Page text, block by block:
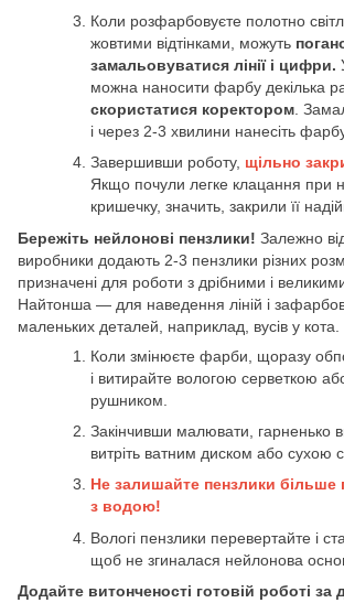
Коли розфарбовуєте полотно
жовтими відтінками, можуть
замальовуватися лінії і цифри.
можна наносити фарбу декілька
скористатися коректором .
і через 2-3 хвилини нанесіть
Завершивши роботу, щільно
Якщо почули легке клацання при
кришечку, значить, закрили її
Бережіть нейлонові пензлики! Залежно
виробники додають 2-3 пензлики різних
призначені для роботи з дрібними і
Найтонша — для наведення ліній і
маленьких деталей, наприклад, вусів у кота.
Коли змінюєте фарби, щоразу
і витирайте вологою серветкою
рушником.
Закінчивши малювати, гарненько
витріть ватним диском або сухою
Не залишайте пензлики більше
з водою!
Вологі пензлики перевертайте і
щоб не згиналася нейлонова
Додайте витонченості готовій роботі